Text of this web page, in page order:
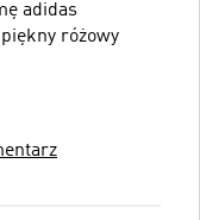
adidas
różowy